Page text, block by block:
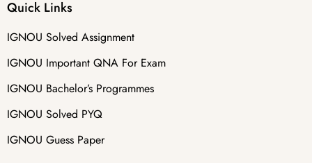
Quick Links
IGNOU Solved Assignment
IGNOU Important QNA For Exam
IGNOU Bachelor’s Programmes
IGNOU Solved PYQ
IGNOU Guess Paper